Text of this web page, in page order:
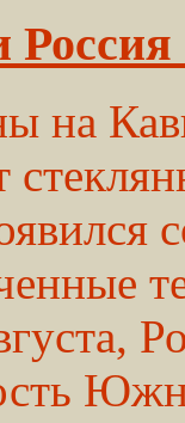
на